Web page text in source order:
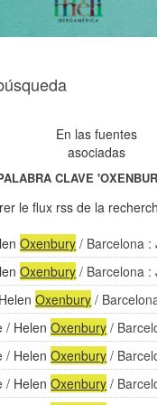
En las fuentes
asociadas
CLAVE
le flux rss de la
Oxenbury / Barcelona :
Oxenbury / Barcelona :
HelenOxenbury /
/ HelenOxenbury /
/ HelenOxenbury /
/ HelenOxenbury /